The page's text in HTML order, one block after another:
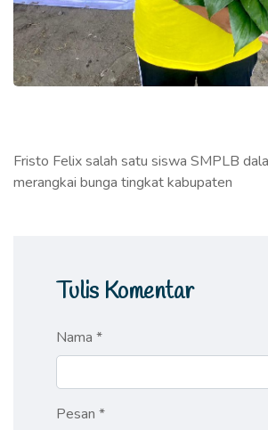
Fristo Felix salah satu siswa SMPLB
merangkai bunga tingkat kabupaten
Tulis Komentar
Nama *
Pesan *